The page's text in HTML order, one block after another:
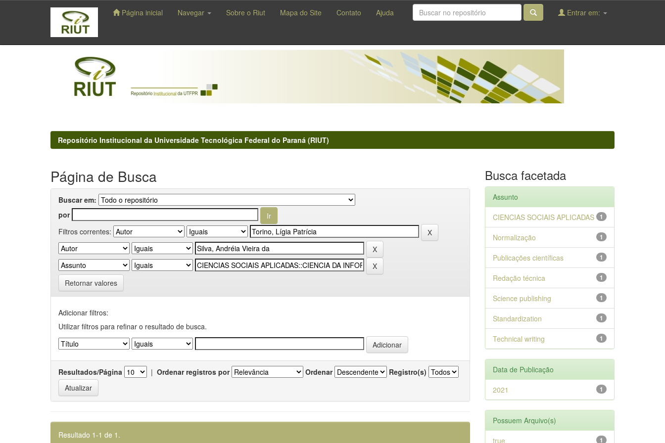
navigation
Página inicial Navegar Sobre o Riut Mapa do Site Contato Ajuda Entrar em:
Repositório Institucional da Universidade Tecnológica Federal do Paraná (RIUT)
Página de Busca
Buscar em:
por
Filtros correntes:
Retornar valores
Adicionar filtros:
Utilizar filtros para refinar o resultado de busca.
Resultados/Página | Ordenar registros por Ordenar Registro(s)
Resultado 1-1 de 1.
Busca facetada
Assunto
1
CIENCIAS SOCIAIS APLICADAS
1
Normalização
1
Publicações científicas
1
Redação técnica
1
Science publishing
1
Standardization
1
Technical writing
Data de Publicação
1
2021
Possuem Arquivo(s)
1
true